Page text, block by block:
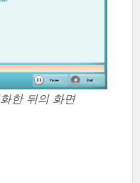
한 뒤의 화면